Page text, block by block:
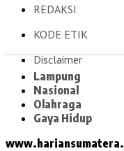
REDAKSI
KODE ETIK
Disclaimer
Lampung
Nasional
Olahraga
Gaya Hidup